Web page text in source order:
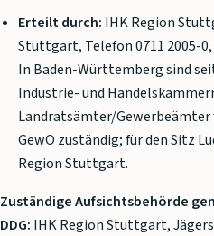
Erteilt durch: IHK Region
Stuttgart, Telefon 0711 2005-
In Baden-Württemberg sind
Industrie- und
Landratsämter/Gewerbeämter
GewO zuständig; für den Sitz
Region Stuttgart.
Zuständige Aufsichtsbehörde
DDG: IHK Region Stuttgart,